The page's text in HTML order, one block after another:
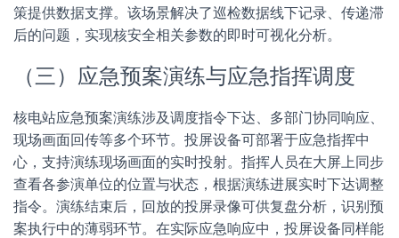
策提供数据支撑。该场景解决了巡检数据线下记录、传递滞
后的问题，实现核安全相关参数的即时可视化分析。
（三）应急预案演练与应急指挥调度
核电站应急预案演练涉及调度指令下达、多部门协同响应、
现场画面回传等多个环节。投屏设备可部署于应急指挥中
心，支持演练现场画面的实时投射。指挥人员在大屏上同步
查看各参演单位的位置与状态，根据演练进展实时下达调整
指令。演练结束后，回放的投屏录像可供复盘分析，识别预
案执行中的薄弱环节。在实际应急响应中，投屏设备同样能